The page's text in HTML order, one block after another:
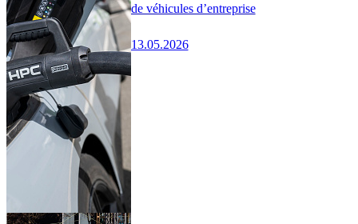
de véhicules d’entreprise
13.05.2026